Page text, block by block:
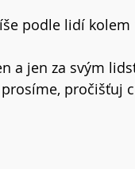
podle lidí kolem
a jen za svým
pročišťuj